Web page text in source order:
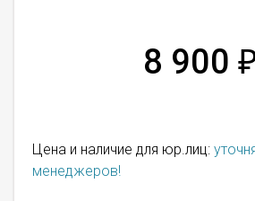
8 900
Цена и наличие для юр.лиц:
менеджеров!